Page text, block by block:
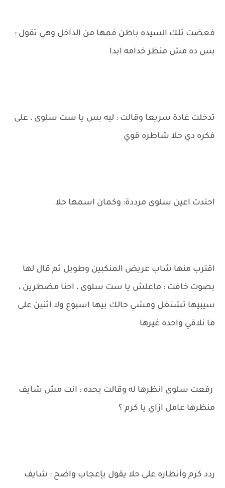
فعضت تلك السيده باطن فمها من الداخل وهي تقول :
بس ده مش منظر خدامه ابدا
تدخلت غادة سريعا وقالت : ليه بس يا ست سلوى ، على
فكره دي حلا شاطره قوي
احتدت اعين سلوى مرددة: وكمان اسمها حلا
اقترب منها شاب عريض المنكبين وطويل ثم قال لها
بصوت خافت : ماعلش يا ست سلوى ، احنا مضطرين ،
سيبيها تشتغل ومشي حالك بيها اسبوع ولا اثنين على
ما نلاقي واحده غيرها
رفعت سلوى انظرها له وقالت بحده : انت مش شايف
منظرها عامل ازاي يا كرم ؟
ردد كرم وأنظاره على حلا يقول بإعجاب واضح : شايف